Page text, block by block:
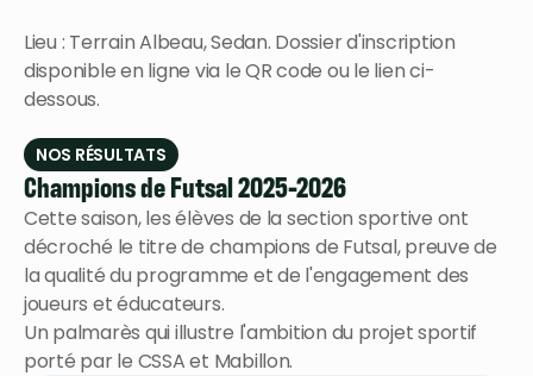
Lieu : Terrain Albeau, Sedan. Dossier d'inscription
disponible en ligne via le QR code ou le lien ci-
dessous.
NOS RÉSULTATS
Champions de Futsal 2025-2026
Cette saison, les élèves de la section sportive ont
décroché le titre de champions de Futsal, preuve de
la qualité du programme et de l'engagement des
joueurs et éducateurs.
Un palmarès qui illustre l'ambition du projet sportif
porté par le CSSA et Mabillon.